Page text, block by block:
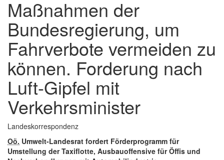
Maßnahmen der
Bundesregierung, um
Fahrverbote vermeiden zu
können. Forderung nach
Luft-Gipfel mit
Verkehrsminister
Landeskorrespondenz
Oö. Umwelt-Landesrat fordert Förderprogramm für
Umstellung der Taxiflotte, Ausbauoffensive für Öffis und